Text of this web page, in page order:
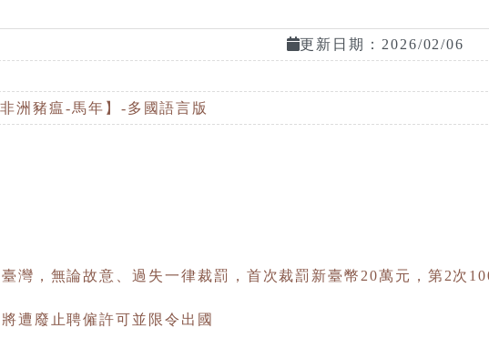
更新日期：2026/02/06
洲豬瘟-馬年】-多國語言版
灣，無論故意、過失一律裁罰，首次裁罰新臺幣20萬元，第2次
遭廢止聘僱許可並限令出國